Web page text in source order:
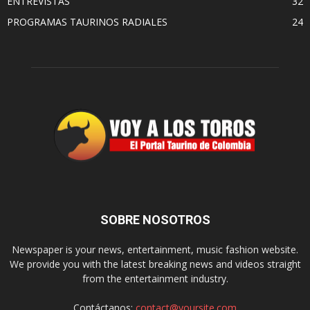
PROGRAMAS TAURINOS RADIALES
24
SOBRE NOSOTROS
Newspaper is your news, entertainment, music fashion website.
We provide you with the latest breaking news and videos straight
from the entertainment industry.